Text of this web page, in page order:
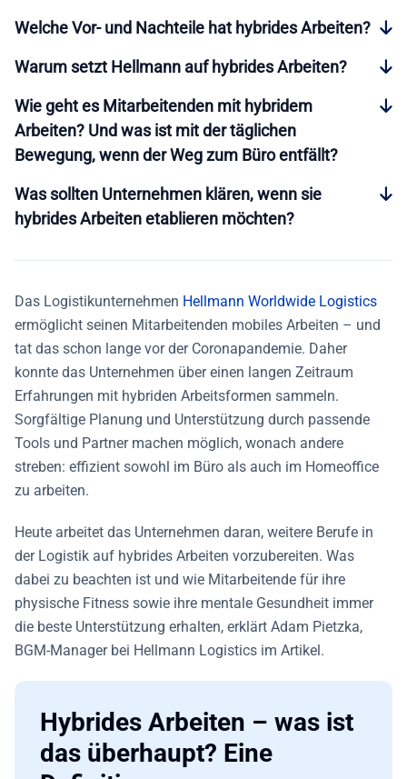
Welche Vor- und Nachteile hat hybrides Arbeiten?
Warum setzt Hellmann auf hybrides Arbeiten?
Wie geht es Mitarbeitenden mit hybridem
Arbeiten? Und was ist mit der täglichen
Bewegung, wenn der Weg zum Büro entfällt?
Was sollten Unternehmen klären, wenn sie
hybrides Arbeiten etablieren möchten?
Das Logistikunternehmen Hellmann Worldwide Logistics
ermöglicht seinen Mitarbeitenden mobiles Arbeiten – und
tat das schon lange vor der Coronapandemie. Daher
konnte das Unternehmen über einen langen Zeitraum
Erfahrungen mit hybriden Arbeitsformen sammeln.
Sorgfältige Planung und Unterstützung durch passende
Tools und Partner machen möglich, wonach andere
streben: effizient sowohl im Büro als auch im Homeoffice
zu arbeiten.
Heute arbeitet das Unternehmen daran, weitere Berufe in
der Logistik auf hybrides Arbeiten vorzubereiten. Was
dabei zu beachten ist und wie Mitarbeitende für ihre
physische Fitness sowie ihre mentale Gesundheit immer
die beste Unterstützung erhalten, erklärt Adam Pietzka,
BGM-Manager bei Hellmann Logistics im Artikel.
Hybrides Arbeiten – was ist
das überhaupt? Eine